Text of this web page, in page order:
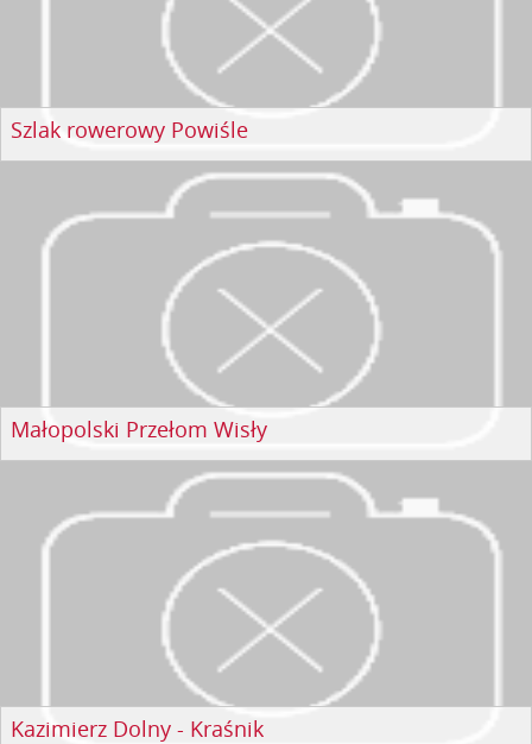
Szlak rowerowy Powiśle
Małopolski Przełom Wisły
Kazimierz Dolny - Kraśnik